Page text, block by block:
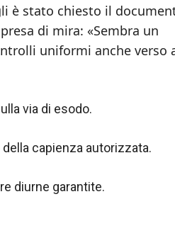
è stato chiesto il
di mira: «Sembra un
uniformi anche verso
via di esodo.
capienza autorizzata.
diurne garantite.